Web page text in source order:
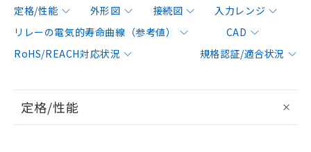
定格/性能 外形図 接続図
入力レンジ
リレーの電気的寿命曲線（参考値）
CAD
RoHS/REACH対応状況
規格認証/適合状況
定格/性能